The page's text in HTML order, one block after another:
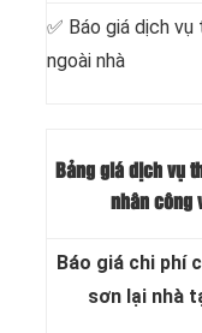
✅ Báo giá dịch
ngoài nhà
Bảng giá dịch vụ
nhân công
Báo giá chi phí
sơn lại nhà